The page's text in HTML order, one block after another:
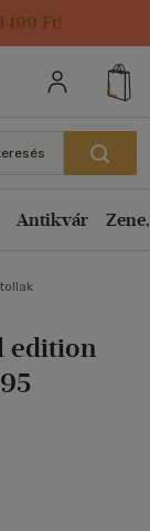
Ft!
Antikvár
edition